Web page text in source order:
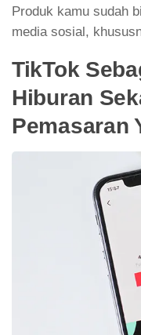
Produk kamu sudah
media sosial,
TikTok
Hiburan
Pemasaran